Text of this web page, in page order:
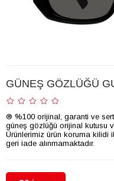
GÜNEŞ GÖZLÜĞÜ
® %100 orijinal, garanti ve
güneş gözlüğü orijinal kutusu
Ürünlerimiz ürün koruma kilidi
geri iade alınmamaktadır.